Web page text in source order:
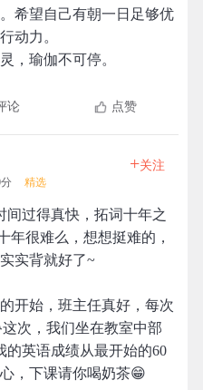
希望自己有朝一日足够优
动力。
，瑜伽不可停。
论 点赞
精选
+关注
间过得真快，拓词十年之
年很难么，想想挺难的，
实背就好了~
开始，班主任真好，每次
次，我们坐在教室中部
的英语成绩从最开始的60
，下课请你喝奶茶😁